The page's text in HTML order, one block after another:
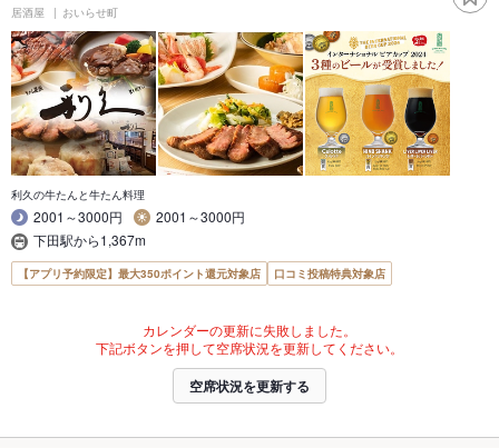
居酒屋 おいらせ町
利久の牛たんと牛たん料理
2001～3000円
2001～3000円
下田駅から1,367m
【アプリ予約限定】最大350ポイント還元対象店 口コミ投稿特典対象店
カレンダーの更新に失敗しました。
下記ボタンを押して空席状況を更新してください。
空席状況を更新する